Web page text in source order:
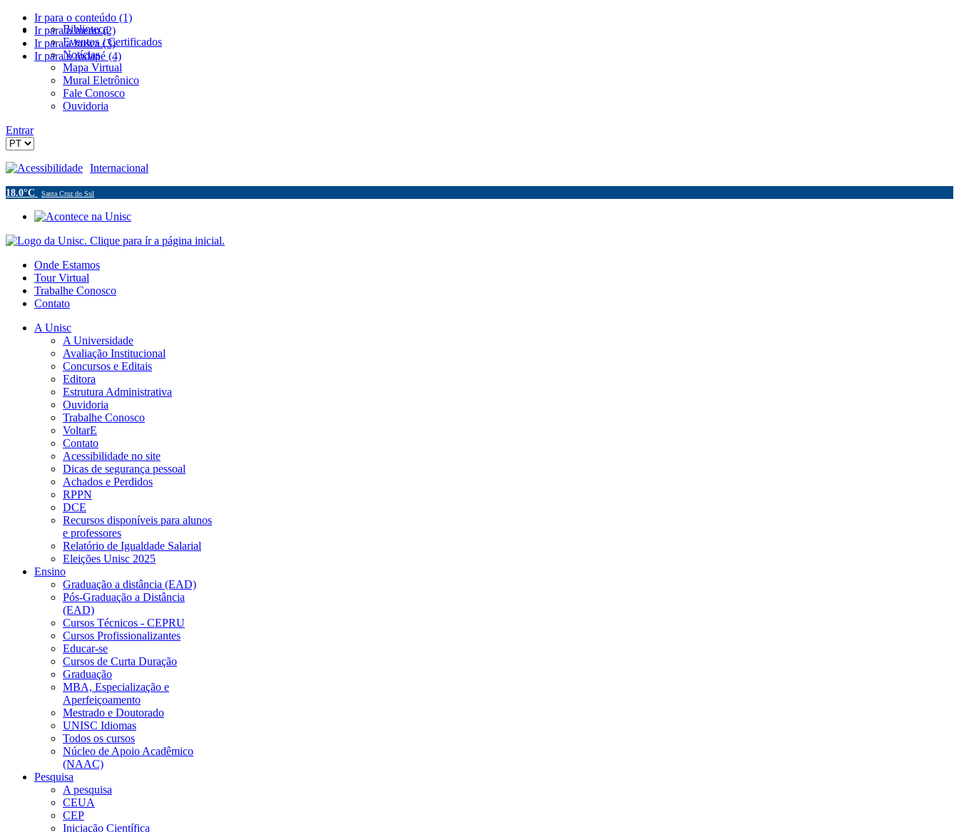
Ir para o conteúdo (1)
Ir para o menu (2)
Ir para a busca (3)
Ir para o rodapé (4)
Biblioteca
Eventos / Certificados
Notícias
Mapa Virtual
Mural Eletrônico
Fale Conosco
Ouvidoria
Entrar
Acessibilidade Internacional
18.0°C Santa Cruz do Sul
Onde Estamos
Tour Virtual
Trabalhe Conosco
Contato
A Unisc
A Universidade
Avaliação Institucional
Concursos e Editais
Editora
Estrutura Administrativa
Ouvidoria
Trabalhe Conosco
VoltarE
Contato
Acessibilidade no site
Dicas de segurança pessoal
Achados e Perdidos
RPPN
DCE
Recursos disponíveis para alunos
e professores
Relatório de Igualdade Salarial
Eleições Unisc 2025
Ensino
Graduação a distância (EAD)
Pós-Graduação a Distância
(EAD)
Cursos Técnicos - CEPRU
Cursos Profissionalizantes
Educar-se
Cursos de Curta Duração
Graduação
MBA, Especialização e
Aperfeiçoamento
Mestrado e Doutorado
UNISC Idiomas
Todos os cursos
Núcleo de Apoio Acadêmico
(NAAC)
Pesquisa
A pesquisa
CEUA
CEP
Iniciação Científica